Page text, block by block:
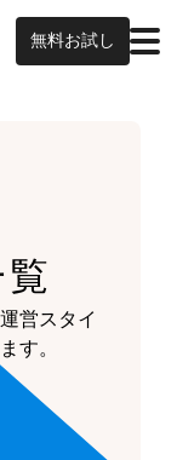
無料お試し
営スタイ
す。